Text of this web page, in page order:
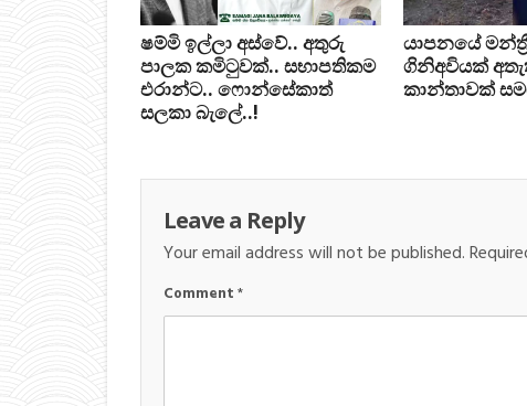
ෂම්මි ඉල්ලා අස්වේ.. අතුරු
පාලක කමිටුවක්.. සභාපතිකම
එරාන්ට.. ෆොන්සේකාත්
සලකා බැලේ..!
යාපනයේ
ගිනිඅවියක්
කාන්තාවක්
Leave a Reply
Your email address will not be published.
Comment*